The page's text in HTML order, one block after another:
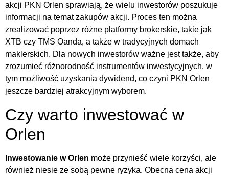
akcji PKN Orlen sprawiają, że wielu inwestorów poszukuje
informacji na temat zakupów akcji. Proces ten można
zrealizować poprzez różne platformy brokerskie, takie jak
XTB czy TMS Oanda, a także w tradycyjnych domach
maklerskich. Dla nowych inwestorów ważne jest także, aby
zrozumieć różnorodność instrumentów inwestycyjnych, w
tym możliwość uzyskania dywidend, co czyni PKN Orlen
jeszcze bardziej atrakcyjnym wyborem.
Czy warto inwestować w
Orlen
Inwestowanie w Orlen może przynieść wiele korzyści, ale
również niesie ze sobą pewne ryzyka. Obecna cena akcji